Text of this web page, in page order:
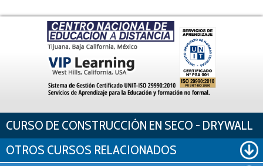
Pasar al contenido principal
CURSO DE CONSTRUCCIÓN EN SECO - DRYWALL
OTROS CURSOS RELACIONADOS